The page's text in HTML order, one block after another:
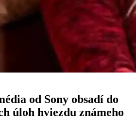
od Sony obsadí do
úloh hviezdu známeho